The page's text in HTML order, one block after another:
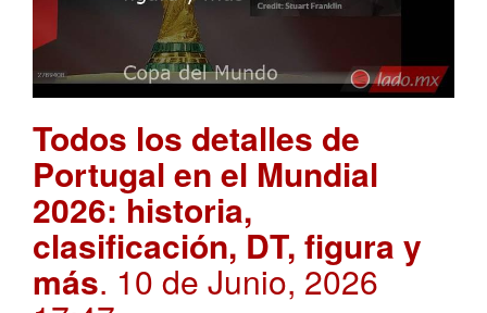
Todos los detalles de
Portugal en el Mundial
2026: historia,
clasificación, DT, figura y
más. 10 de Junio, 2026